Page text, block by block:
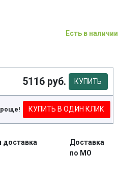
Есть в наличии
5116 руб. КУПИТЬ
КУПИТЬ В ОДИН КЛИК
доставка
Доставка
по МО